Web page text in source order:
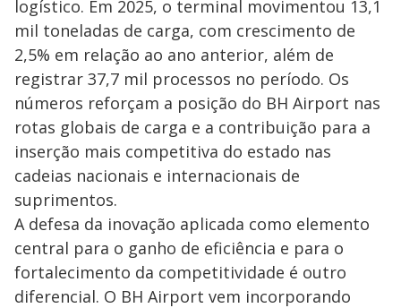
logístico. Em 2025, o terminal movimentou 13,1
mil toneladas de carga, com crescimento de
2,5% em relação ao ano anterior, além de
registrar 37,7 mil processos no período. Os
números reforçam a posição do BH Airport nas
rotas globais de carga e a contribuição para a
inserção mais competitiva do estado nas
cadeias nacionais e internacionais de
suprimentos.
A defesa da inovação aplicada como elemento
central para o ganho de eficiência e para o
fortalecimento da competitividade é outro
diferencial. O BH Airport vem incorporando